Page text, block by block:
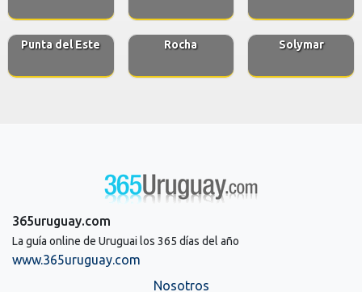
Punta del Este Rocha Solymar
365uruguay.com
La guía online de Uruguai los 365 días del año
www.365uruguay.com
Nosotros